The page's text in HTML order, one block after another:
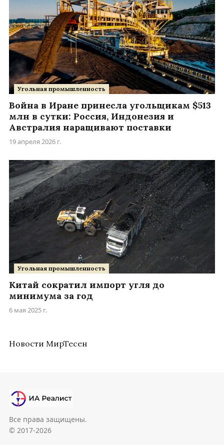
Угольная промышленность
Война в Иране принесла угольщикам $513
млн в сутки: Россия, Индонезия и
Австралия наращивают поставки
19 апреля 2026 г.
Угольная промышленность
Китай сократил импорт угля до
минимума за год
6 мая 2025 г.
Новости МирТесен
Все права защищены.
© 2017-2026